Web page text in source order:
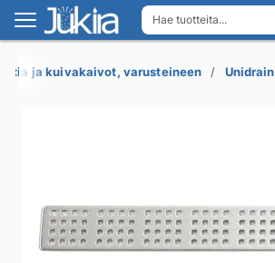
Hae tuotteita...
Siirry
navigointiin
Siirry
sisältöön
ja kuivakaivot, varusteineen Unidrain